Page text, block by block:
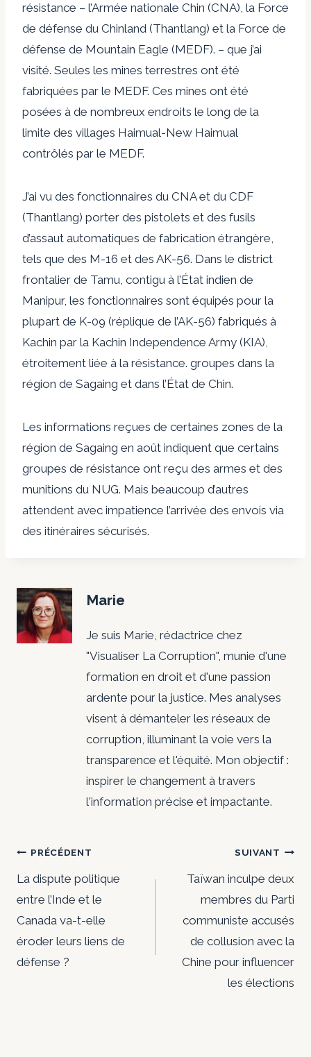
résistance – l’Armée nationale Chin (CNA), la Force
de défense du Chinland (Thantlang) et la Force de
défense de Mountain Eagle (MEDF). – que j’ai
visité. Seules les mines terrestres ont été
fabriquées par le MEDF. Ces mines ont été
posées à de nombreux endroits le long de la
limite des villages Haimual-New Haimual
contrôlés par le MEDF.
J’ai vu des fonctionnaires du CNA et du CDF
(Thantlang) porter des pistolets et des fusils
d’assaut automatiques de fabrication étrangère,
tels que des M-16 et des AK-56. Dans le district
frontalier de Tamu, contigu à l’État indien de
Manipur, les fonctionnaires sont équipés pour la
plupart de K-09 (réplique de l’AK-56) fabriqués à
Kachin par la Kachin Independence Army (KIA),
étroitement liée à la résistance. groupes dans la
région de Sagaing et dans l’État de Chin.
Les informations reçues de certaines zones de la
région de Sagaing en août indiquent que certains
groupes de résistance ont reçu des armes et des
munitions du NUG. Mais beaucoup d’autres
attendent avec impatience l’arrivée des envois via
des itinéraires sécurisés.
Marie
Je suis Marie, rédactrice chez
"Visualiser La Corruption", munie d'une
formation en droit et d'une passion
ardente pour la justice. Mes analyses
visent à démanteler les réseaux de
corruption, illuminant la voie vers la
transparence et l'équité. Mon objectif :
inspirer le changement à travers
l'information précise et impactante.
Navigation
de
l’article
PRÉCÉDENT
La dispute politique
entre l’Inde et le
Canada va-t-elle
éroder leurs liens de
défense ?
SUIVANT
Taïwan inculpe deux
membres du Parti
communiste accusés
de collusion avec la
Chine pour influencer
les élections